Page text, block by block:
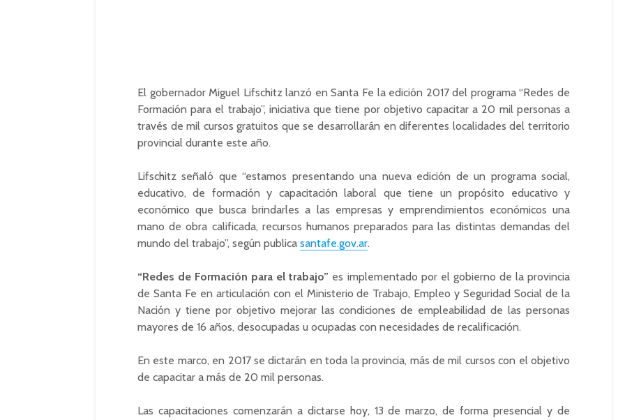
El gobernador Miguel Lifschitz lanzó en Santa Fe la edición 2017 del programa “Redes de
Formación para el trabajo”, iniciativa que tiene por objetivo capacitar a 20 mil personas a
través de mil cursos gratuitos que se desarrollarán en diferentes localidades del territorio
provincial durante este año.
Lifschitz señaló que “estamos presentando una nueva edición de un programa social,
educativo, de formación y capacitación laboral que tiene un propósito educativo y
económico que busca brindarles a las empresas y emprendimientos económicos una
mano de obra calificada, recursos humanos preparados para las distintas demandas del
mundo del trabajo”, según publica santafe.gov.ar.
“Redes de Formación para el trabajo” es implementado por el gobierno de la provincia
de Santa Fe en articulación con el Ministerio de Trabajo, Empleo y Seguridad Social de la
Nación y tiene por objetivo mejorar las condiciones de empleabilidad de las personas
mayores de 16 años, desocupadas u ocupadas con necesidades de recalificación.
En este marco, en 2017 se dictarán en toda la provincia, más de mil cursos con el objetivo
de capacitar a más de 20 mil personas.
Las capacitaciones comenzarán a dictarse hoy, 13 de marzo, de forma presencial y de